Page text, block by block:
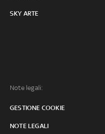
SKY ARTE
Note legali:
GESTIONE COOKIE
NOTE LEGALI